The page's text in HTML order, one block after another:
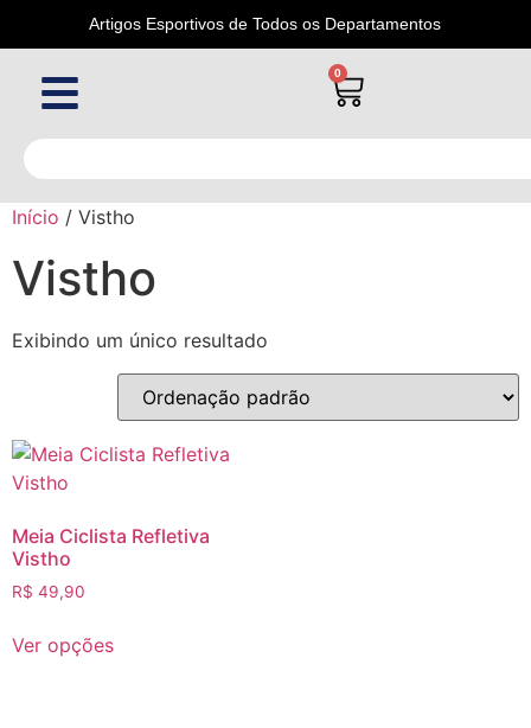
Artigos Esportivos de Todos os Departamentos
0
Início / Vistho
Vistho
Exibindo um único resultado
Meia Ciclista Refletiva
Vistho
R$ 49,90
Ver opções